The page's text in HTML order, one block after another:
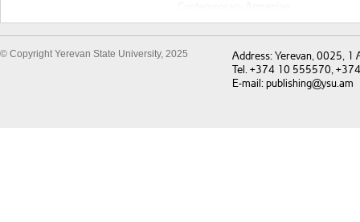
Vocabulary
© Copyright Yerevan State University, 2025
Address: Yerevan, 0025, 1
Tel. +374 10 555570,
E-mail: publishing@ysu.am